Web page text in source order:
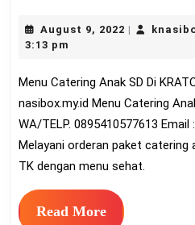
August 9, 2022 August
3:13 pm
Menu Catering Anak SD Di KRATON 0895410577613 –
nasibox.my.id Menu Catering
WA/TELP. 0895410577613 Email :
Melayani orderan paket catering
TK dengan menu sehat.
Read MoreRead